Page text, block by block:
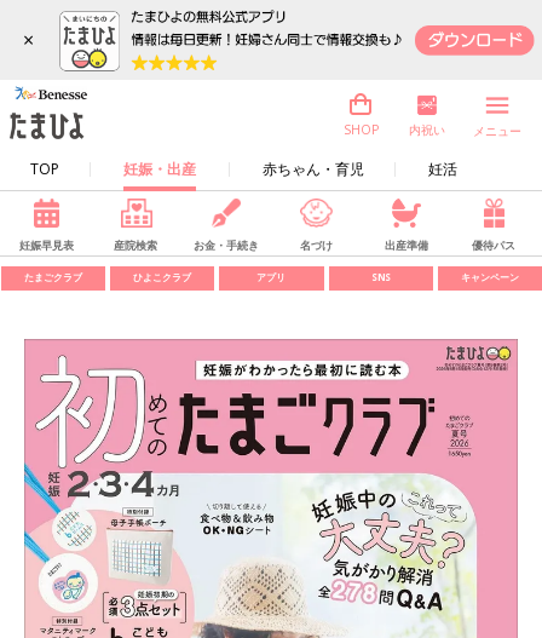
×
TOP 妊娠・出産 赤ちゃん・育児 妊活
SHOP 内祝い メニュー
妊娠早見表 産院検索 お金・手続き 名づけ 出産準備 優待パス
たまごクラブ ひよこクラブ アプリ SNS キャンペーン